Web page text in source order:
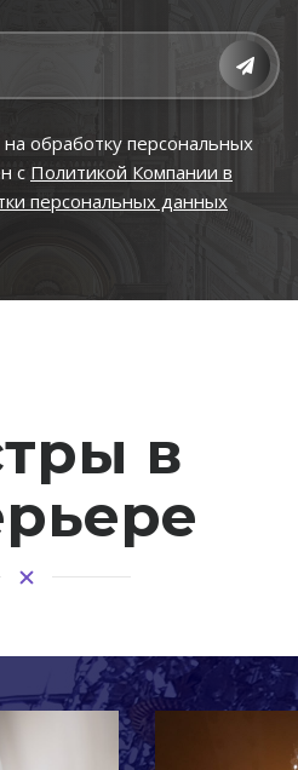
обработку персональных
с Политикой Компании в
персональных данных
в